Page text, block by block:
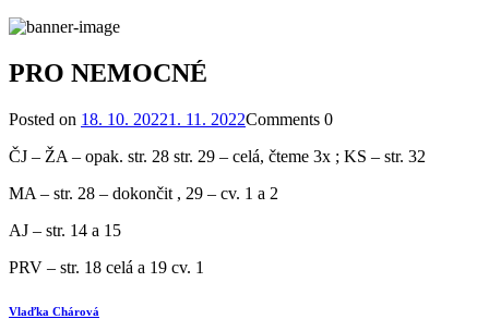
PRO NEMOCNÉ
Posted on 18. 10. 20221. 11. 2022Comments 0
ČJ – ŽA – opak. str. 28 str. 29 – celá, čteme 3x ; KS – str. 32
MA – str. 28 – dokončit , 29 – cv. 1 a 2
AJ – str. 14 a 15
PRV – str. 18 celá a 19 cv. 1
Vlaďka Chárová